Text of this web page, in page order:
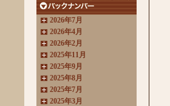
2026年7月
2026年4月
2026年2月
2025年11月
2025年9月
2025年8月
2025年7月
2025年3月